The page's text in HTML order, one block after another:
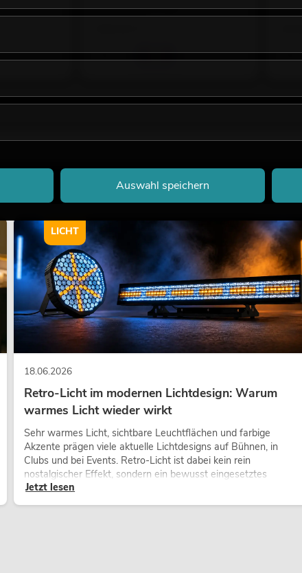
Bestand reicht ca. 12 Wo.
18.06.2026
Retro-Licht im modernen Lichtdesign: Warum
warmes Licht wieder wirkt
Sehr warmes Licht, sichtbare Leuchtflächen und farbige
Akzente prägen viele aktuelle Lichtdesigns auf Bühnen, in
Clubs und bei Events. Retro-Licht ist dabei kein rein
nostalgischer Effekt, sondern ein bewusst eingesetztes
Gestaltungsmittel: Es schafft Atmosphäre, gibt Szenen
Charakter und kann technische LED-Setups emotionaler
Jetzt lesen
LICHT
Auswahl speichern